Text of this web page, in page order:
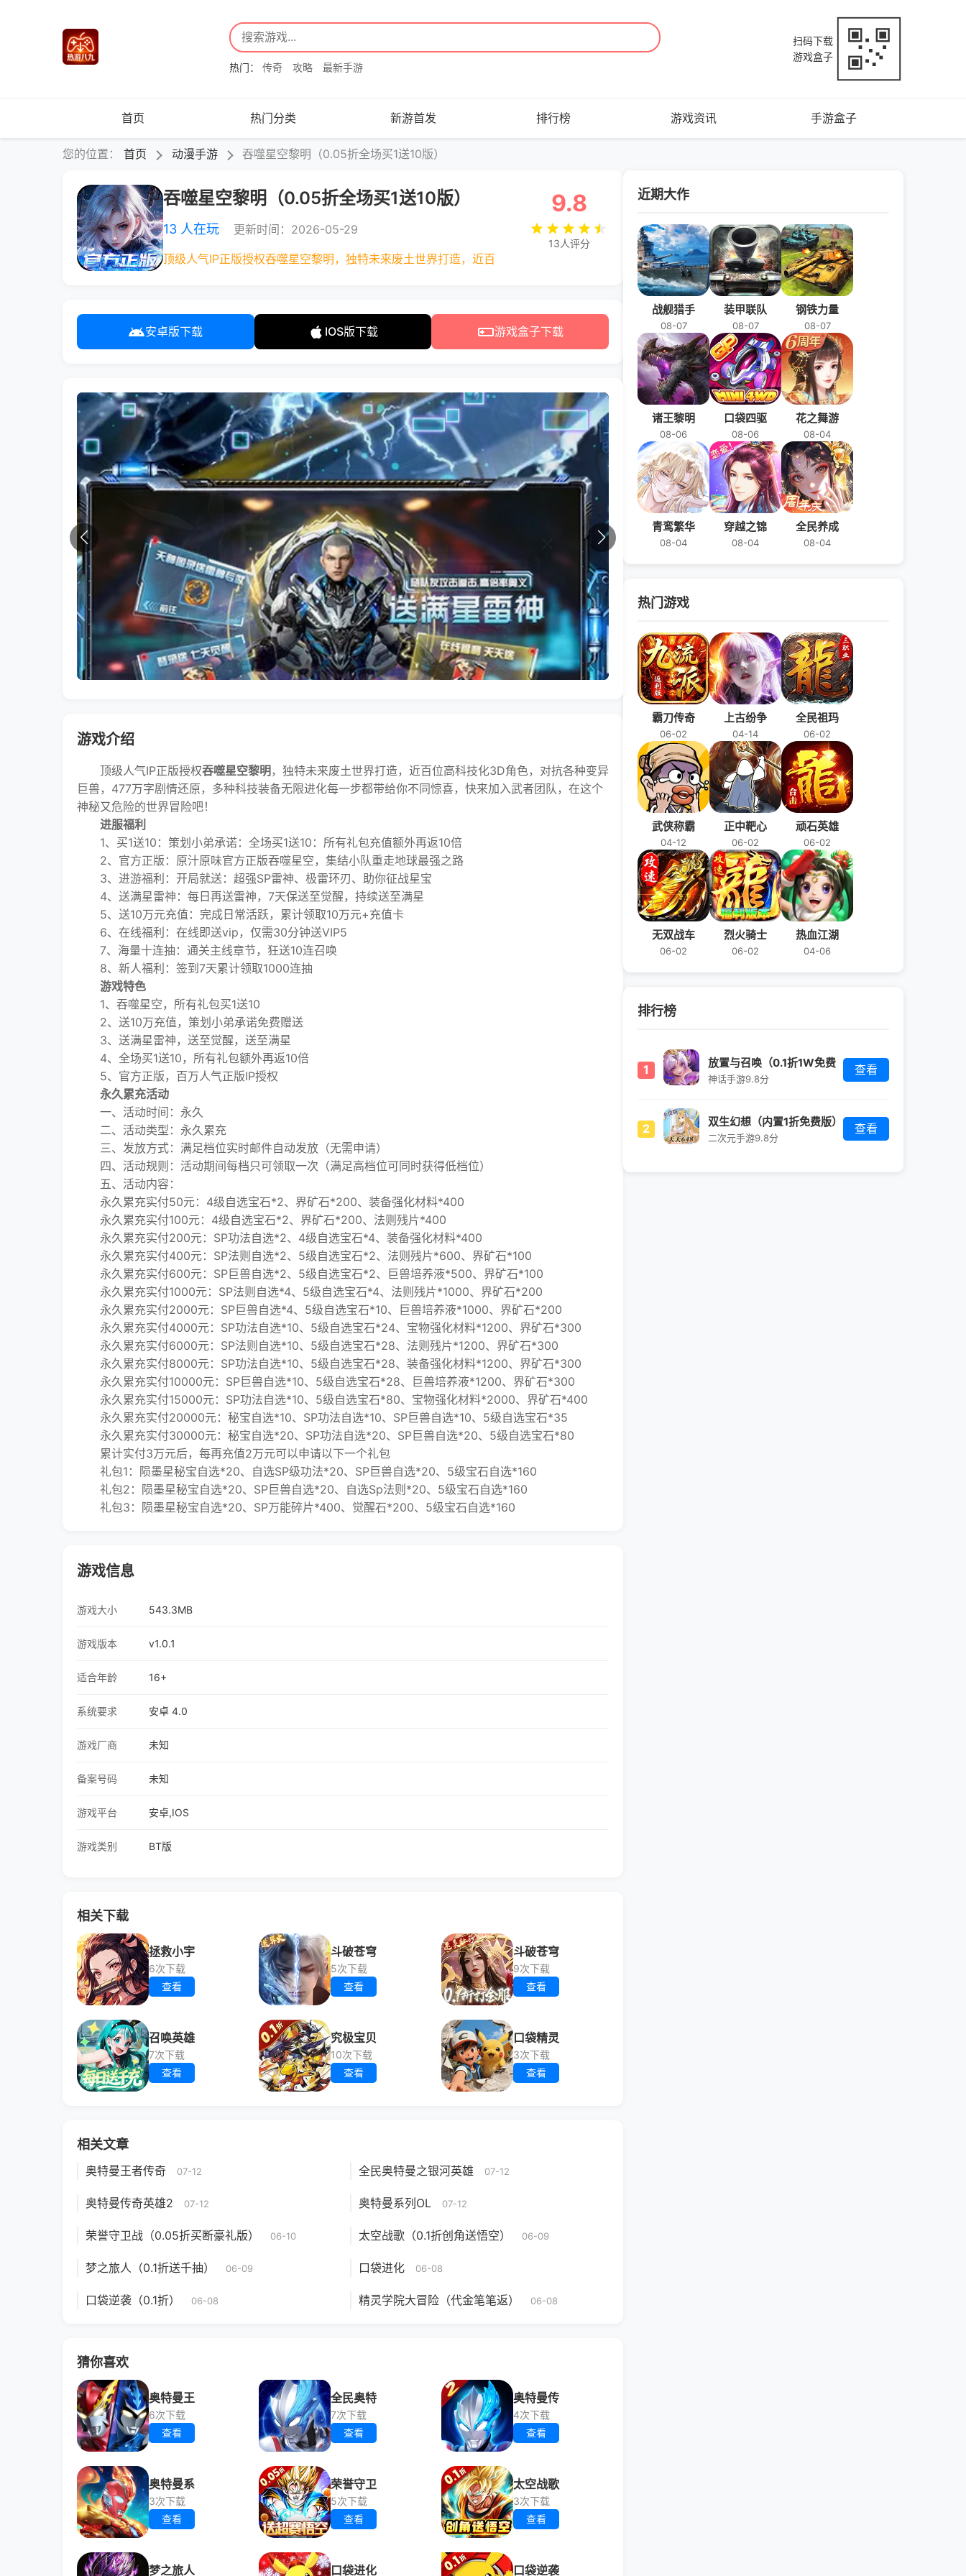
热门： 传奇 攻略 最新手游
扫码下载
游戏盒子
首页 热门分类 新游首发 排行榜 游戏资讯 手游盒子
您的位置： 首页 动漫手游 吞噬星空黎明（0.05折全场买1送10版）
吞噬星空黎明（0.05折全场买1送10版）
13 人在玩 更新时间：2026-05-29
顶级人气IP正版授权吞噬星空黎明，独特未来废土世界打造，近百
9.8
13人评分
安卓版下载 IOS版下载 游戏盒子下载
游戏介绍
顶级人气IP正版授权吞噬星空黎明 ，独特未来废土世界打造，近百位高科技化3D角色，对抗各种变异
巨兽，477万字剧情还原，多种科技装备无限进化每一步都带给你不同惊喜，快来加入武者团队，在这个
神秘又危险的世界冒险吧！
进服福利
1、买1送10：策划小弟承诺：全场买1送10：所有礼包充值额外再返10倍
2、官方正版：原汁原味官方正版吞噬星空，集结小队重走地球最强之路
3、进游福利：开局就送：超强SP雷神、极雷环刃、助你征战星宝
4、送满星雷神：每日再送雷神，7天保送至觉醒，持续送至满星
5、送10万元充值：完成日常活跃，累计领取10万元+充值卡
6、在线福利：在线即送vip，仅需30分钟送VIP5
7、海量十连抽：通关主线章节，狂送10连召唤
8、新人福利：签到7天累计领取1000连抽
游戏特色
1、吞噬星空，所有礼包买1送10
2、送10万充值，策划小弟承诺免费赠送
3、送满星雷神，送至觉醒，送至满星
4、全场买1送10，所有礼包额外再返10倍
5、官方正版，百万人气正版IP授权
永久累充活动
一、活动时间：永久
二、活动类型：永久累充
三、发放方式：满足档位实时邮件自动发放（无需申请）
四、活动规则：活动期间每档只可领取一次（满足高档位可同时获得低档位）
五、活动内容：
永久累充实付50元：4级自选宝石*2、界矿石*200、装备强化材料*400
永久累充实付100元：4级自选宝石*2、界矿石*200、法则残片*400
永久累充实付200元：SP功法自选*2、4级自选宝石*4、装备强化材料*400
永久累充实付400元：SP法则自选*2、5级自选宝石*2、法则残片*600、界矿石*100
永久累充实付600元：SP巨兽自选*2、5级自选宝石*2、巨兽培养液*500、界矿石*100
永久累充实付1000元：SP法则自选*4、5级自选宝石*4、法则残片*1000、界矿石*200
永久累充实付2000元：SP巨兽自选*4、5级自选宝石*10、巨兽培养液*1000、界矿石*200
永久累充实付4000元：SP功法自选*10、5级自选宝石*24、宝物强化材料*1200、界矿石*300
永久累充实付6000元：SP法则自选*10、5级自选宝石*28、法则残片*1200、界矿石*300
永久累充实付8000元：SP功法自选*10、5级自选宝石*28、装备强化材料*1200、界矿石*300
永久累充实付10000元：SP巨兽自选*10、5级自选宝石*28、巨兽培养液*1200、界矿石*300
永久累充实付15000元：SP功法自选*10、5级自选宝石*80、宝物强化材料*2000、界矿石*400
永久累充实付20000元：秘宝自选*10、SP功法自选*10、SP巨兽自选*10、5级自选宝石*35
永久累充实付30000元：秘宝自选*20、SP功法自选*20、SP巨兽自选*20、5级自选宝石*80
累计实付3万元后，每再充值2万元可以申请以下一个礼包
礼包1：陨墨星秘宝自选*20、自选SP级功法*20、SP巨兽自选*20、5级宝石自选*160
礼包2：陨墨星秘宝自选*20、SP巨兽自选*20、自选Sp法则*20、5级宝石自选*160
礼包3：陨墨星秘宝自选*20、SP万能碎片*400、觉醒石*200、5级宝石自选*160
游戏信息
游戏大小 543.3MB
游戏版本 v1.0.1
适合年龄 16+
系统要求 安卓 4.0
游戏厂商 未知
备案号码 未知
游戏平台 安卓,IOS
游戏类别 BT版
相关下载
拯救小宇
6次下载
查看
斗破苍穹
5次下载
查看
斗破苍穹
9次下载
查看
召唤英雄
7次下载
查看
究极宝贝
10次下载
查看
口袋精灵
3次下载
查看
相关文章
奥特曼王者传奇 07-12 全民奥特曼之银河英雄 07-12
奥特曼传奇英雄2 07-12 奥特曼系列OL 07-12
荣誉守卫战（0.05折买断豪礼版） 06-10 太空战歌（0.1折创角送悟空） 06-09
梦之旅人（0.1折送千抽） 06-09 口袋进化 06-08
口袋逆袭（0.1折） 06-08 精灵学院大冒险（代金笔笔返） 06-08
猜你喜欢
奥特曼王
6次下载
查看
全民奥特
7次下载
查看
奥特曼传
4次下载
查看
奥特曼系
3次下载
查看
荣誉守卫
5次下载
查看
太空战歌
3次下载
查看
梦之旅人 口袋进化 口袋逆袭
近期大作
战舰猎手
08-07
装甲联队
08-07
钢铁力量
08-07
诸王黎明
08-06
口袋四驱
08-06
花之舞游
08-04
青鸾繁华
08-04
穿越之锦
08-04
全民养成
08-04
热门游戏
霸刀传奇
06-02
上古纷争
04-14
全民祖玛
06-02
武侠称霸
04-12
正中靶心
06-02
顽石英雄
06-02
无双战车
06-02
烈火骑士
06-02
热血江湖
04-06
排行榜
1
放置与召唤（0.1折1W免费
版）
神话手游9.8分
查看
2 双生幻想（内置1折免费版）
二次元手游9.8分
查看